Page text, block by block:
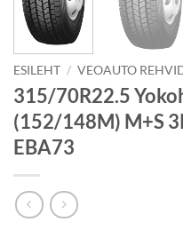
ESILEHT / VEOAUTO
315/70R22.5
(152/148M) M+S
EBA73